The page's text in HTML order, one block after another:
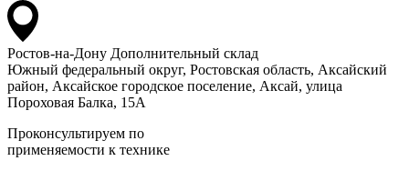
Ростов-на-Дону Дополнительный склад
Южный федеральный округ, Ростовская область, Аксайский
район, Аксайское городское поселение, Аксай, улица
Пороховая Балка, 15А
Проконсультируем по
применяемости к технике